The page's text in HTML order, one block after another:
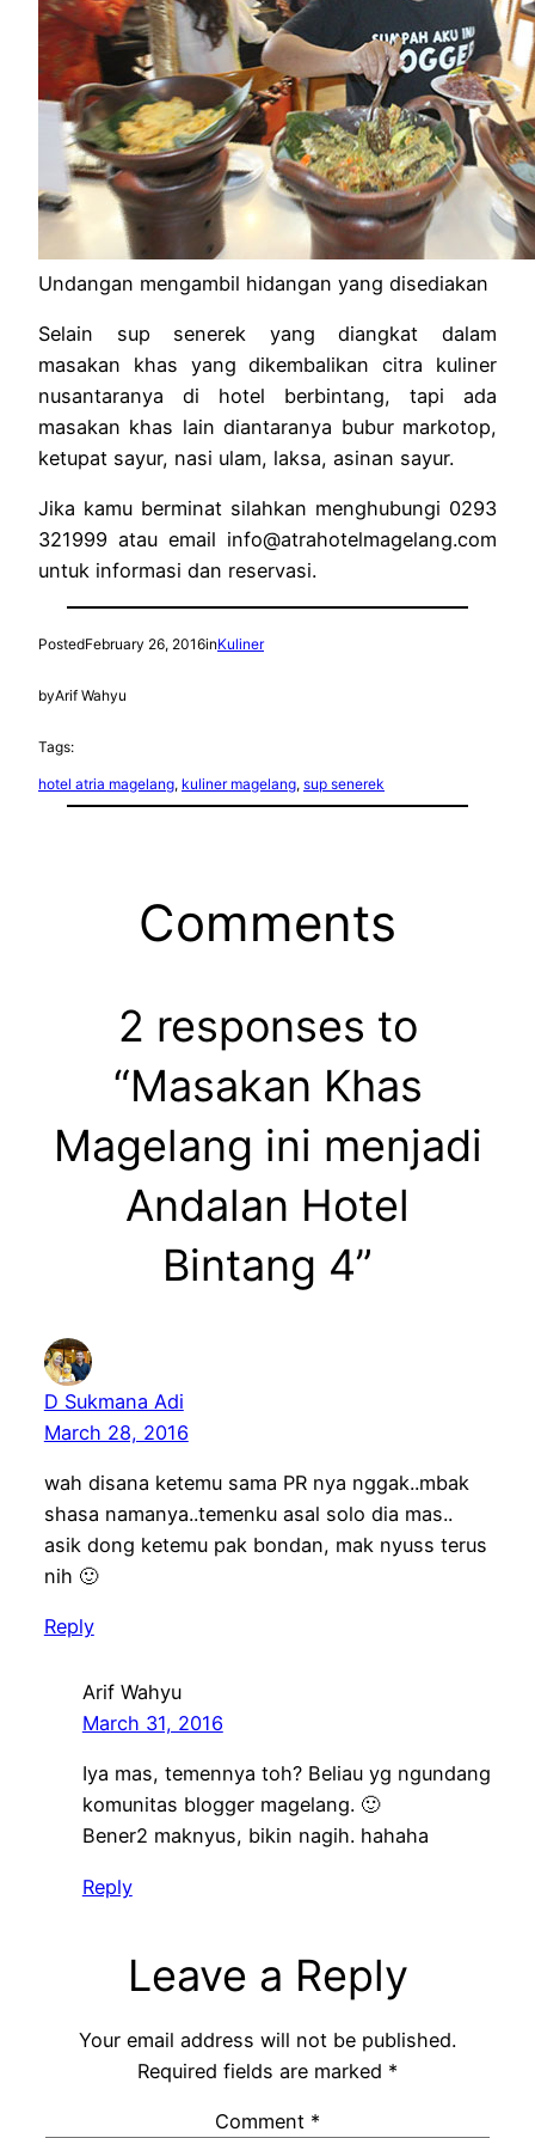
Undangan mengambil hidangan yang disediakan
Selain sup senerek yang diangkat dalam
masakan khas yang dikembalikan citra kuliner
nusantaranya di hotel berbintang, tapi ada
masakan khas lain diantaranya bubur markotop,
ketupat sayur, nasi ulam, laksa, asinan sayur.
Jika kamu berminat silahkan menghubungi 0293
321999 atau email info@atrahotelmagelang.com
untuk informasi dan reservasi.
PostedFebruary 26, 2016inKuliner
byArif Wahyu
Tags:
hotel atria magelang, kuliner magelang, sup senerek
Comments
2 responses to
“Masakan Khas
Magelang ini menjadi
Andalan Hotel
Bintang 4”
D Sukmana Adi
March 28, 2016
wah disana ketemu sama PR nya nggak..mbak
shasa namanya..temenku asal solo dia mas..
asik dong ketemu pak bondan, mak nyuss terus
nih 🙂
Reply
Arif Wahyu
March 31, 2016
Iya mas, temennya toh? Beliau yg ngundang
komunitas blogger magelang. 🙂
Bener2 maknyus, bikin nagih. hahaha
Reply
Leave a Reply
Your email address will not be published.
Required fields are marked *
Comment *